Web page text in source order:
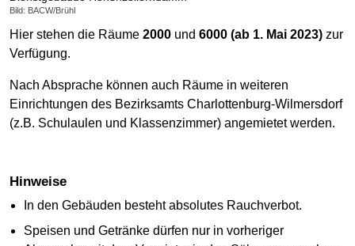
Bild: BACW/Brühl
Hier stehen die Räume 2000 und 6000 (ab 1. Mai 2023) zur
Verfügung.
Nach Absprache können auch Räume in weiteren
Einrichtungen des Bezirksamts Charlottenburg-Wilmersdorf
(z.B. Schulaulen und Klassenzimmer) angemietet werden.
Hinweise
In den Gebäuden besteht absolutes Rauchverbot.
Speisen und Getränke dürfen nur in vorheriger